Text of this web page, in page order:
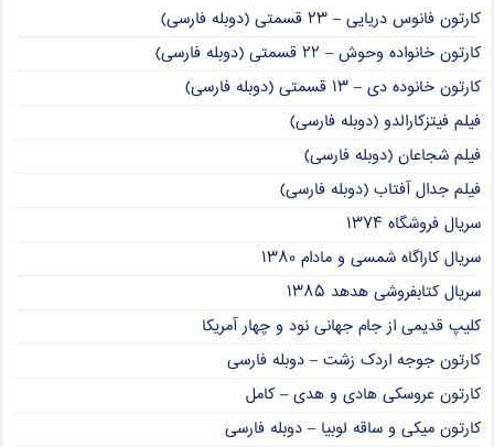
کارتون فانوس دریایی – ۲۳ قسمتی (دوبله فارسی)
کارتون خانواده وحوش – ۲۲ قسمتی (دوبله فارسی)
کارتون خانوده دی – ۱۳ قسمتی (دوبله فارسی)
فیلم فیتزکارالدو (دوبله فارسی)
فیلم شجاعان (دوبله فارسی)
فیلم جدال آفتاب (دوبله فارسی)
سریال فروشگاه ۱۳۷۴
سریال کاراگاه شمسی و مادام ۱۳۸۰
سریال کتابفروشی هدهد ۱۳۸۵
کلیپ قدیمی از جام جهانی نود و چهار آمریکا
کارتون جوجه اردک زشت – دوبله فارسی
کارتون عروسکی هادی و هدی – کامل
کارتون میکی و ساقه لوبیا – دوبله فارسی